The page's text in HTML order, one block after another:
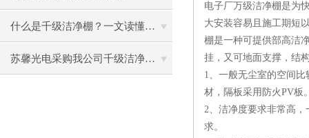
什么是千级洁净棚？一文读懂其结构特点与局部净化优势
苏馨光电采购我公司千级洁净棚普通工作台一批（7月07日）已顺利交货
电子厂万级洁净棚是为
大安装容易且施工期短
棚是一种可提供部高洁
挂，又可地面支撑，结
1、一般无尘室的空间
材，隔板采用防火PV板
2、洁净度要求非常高
求。